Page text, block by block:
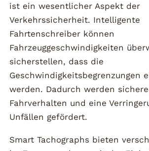
ist ein wesentlicher Aspekt der
Verkehrssicherheit. Intelligente
Fahrtenschreiber können
Fahrzeuggeschwindigkeiten
sicherstellen, dass die
Geschwindigkeitsbegrenzungen
werden. Dadurch werden
Fahrverhalten und eine
Unfällen gefördert.
Smart Tachographs bieten